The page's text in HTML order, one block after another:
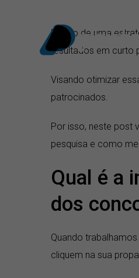
Dentro de uma
resultados em curto
Visando otimizar
patrocinados.
Por isso, neste post
pesquisa e como
Qual é a
dos
Quando
cliquem na sua